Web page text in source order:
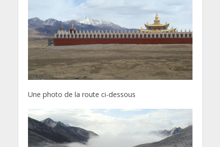
Une photo de la route ci-dessous